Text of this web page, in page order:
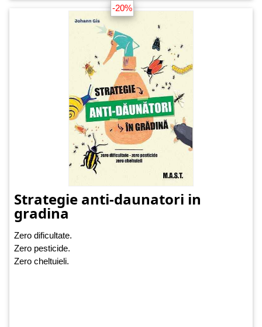
-20%
Strategie anti-daunatori in
gradina
Zero dificultate.
Zero pesticide.
Zero cheltuieli.